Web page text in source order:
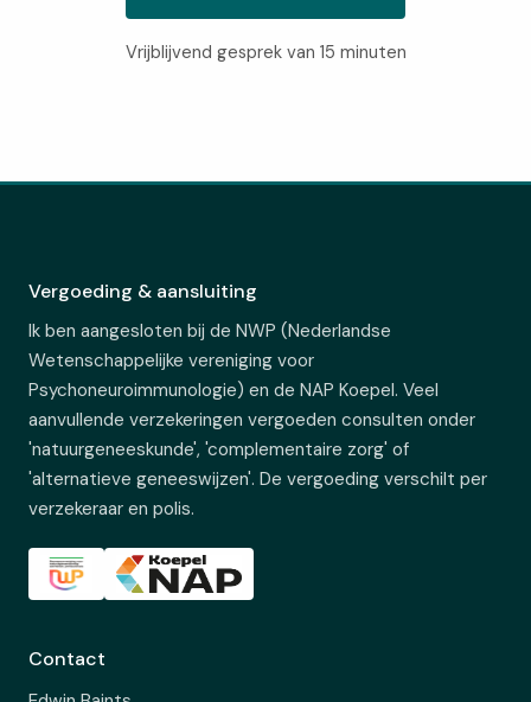
Vrijblijvend gesprek van 15 minuten
Vergoeding & aansluiting
Ik ben aangesloten bij de NWP (Nederlandse
Wetenschappelijke vereniging voor
Psychoneuroimmunologie) en de NAP Koepel. Veel
aanvullende verzekeringen vergoeden consulten onder
'natuurgeneeskunde', 'complementaire zorg' of
'alternatieve geneeswijzen'. De vergoeding verschilt per
verzekeraar en polis.
Contact